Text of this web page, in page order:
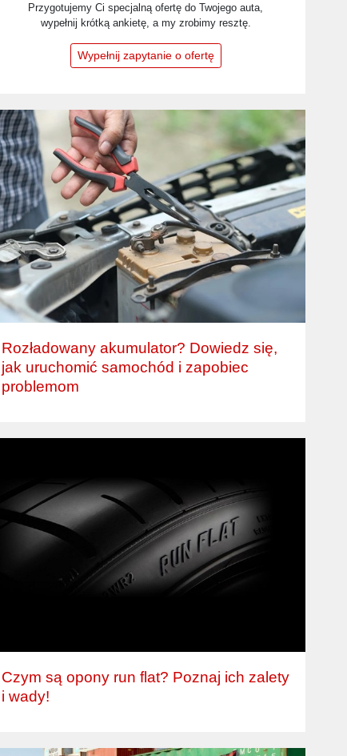
Przygotujemy Ci specjalną ofertę do Twojego auta,
wypełnij krótką ankietę, a my zrobimy resztę.
Wypełnij zapytanie o ofertę
Rozładowany akumulator? Dowiedz się,
jak uruchomić samochód i zapobiec
problemom
Czym są opony run flat? Poznaj ich zalety
i wady!